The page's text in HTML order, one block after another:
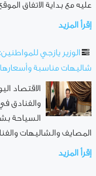
عليه مع بداية الاتفاق
إقرأ المزيد
الوزير يازجي
شاليهات مناسبة وأسعارها تصل
الاقتصاد
والفنادق
السياحة
المصايف والشاليهات
إقرأ المزيد